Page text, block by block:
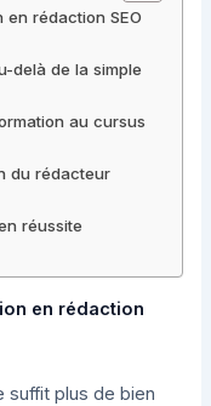
rédaction SEO
delà de la simple
au cursus
du rédacteur
réussite
en rédaction
suffit plus de bien